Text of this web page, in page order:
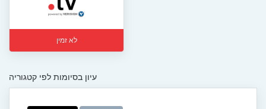
לא זמין
עיון בסיומות לפי קטגוריה